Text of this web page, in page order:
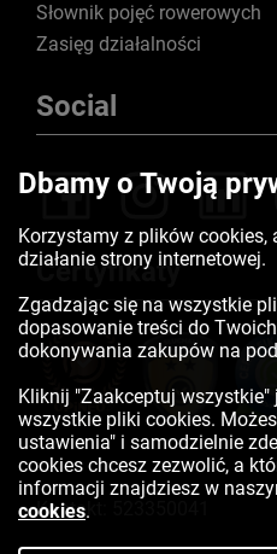
Słownik pojęć rowerowych
Zasięg działalności
Social
Certyfikaty
Kontakt:
Dbamy o Twoją
Korzystamy z plików cookies,
działanie strony internetowej.
Zgadzając się na wszystkie
dopasowanie treści do
dokonywania zakupów na
Kliknij "Zaakceptuj
wszystkie pliki cookies.
ustawienia" i samodzielnie
cookies chcesz zezwolić, a
informacji znajdziesz w
cookies.